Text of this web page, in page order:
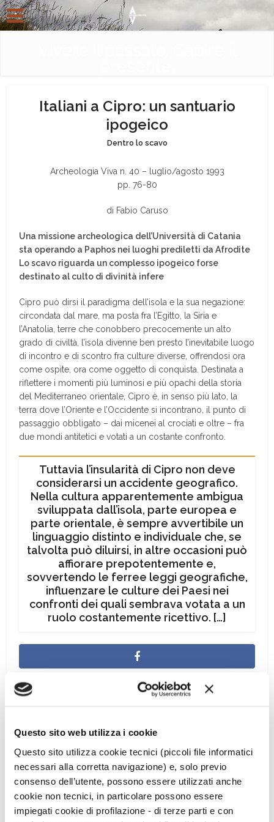
Questo sito web utilizza i cookie
Questo sito utilizza cookie tecnici (piccoli file informatici
necessari alla corretta navigazione) e, solo previo
consenso dell’utente, possono essere utilizzati anche
cookie non tecnici, in particolare possono essere
impiegati cookie di profilazione - di terze parti e con
Italiani a Cipro: un santuario
ipogeico
Dentro lo scavo
Archeologia Viva n. 40 – luglio/agosto 1993
pp. 76-80
di Fabio Caruso
Una missione archeologica dell’Università di Catania
sta operando a Paphos nei luoghi prediletti da Afrodite
Lo scavo riguarda un complesso ipogeico forse
destinato al culto di divinità infere
Cipro può dirsi il paradigma dell’isola e la sua negazione:
circondata dal mare, ma posta fra l’Egitto, la Siria e
l’Anatolia, terre che conobbero precocemente un alto
grado di civiltà, l’isola divenne ben presto l’inevitabile luogo
di incontro e di scontro fra culture diverse, offrendosi ora
come ospite, ora come oggetto di conquista. Destinata a
riflettere i momenti più luminosi e più opachi della storia
del Mediterraneo orientale, Cipro è, in senso più lato, la
terra dove l’Oriente e l’Occidente si incontrano, il punto di
passaggio obbligato – dai micenei al crociati e oltre – fra
due mondi antitetici e votati a un costante confronto.
Tuttavia l’insularità di Cipro non deve
considerarsi un accidente geografico.
Nella cultura apparentemente ambigua
sviluppata dall’isola, parte europea e
parte orientale, è sempre avvertibile un
linguaggio distinto e individuale che, se
talvolta può diluirsi, in altre occasioni può
affiorare prepotentemente e,
sovvertendo le ferree leggi geografiche,
influenzare le culture dei Paesi nei
confronti dei quali sembrava votata a un
ruolo costantemente ricettivo. […]